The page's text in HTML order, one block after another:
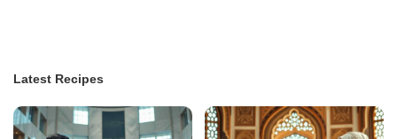
Latest Recipes